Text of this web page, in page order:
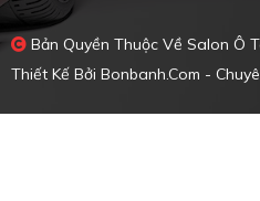
Bản Quyền Thuộc Về Salon Ô
Thiết Kế Bởi Bonbanh.com -